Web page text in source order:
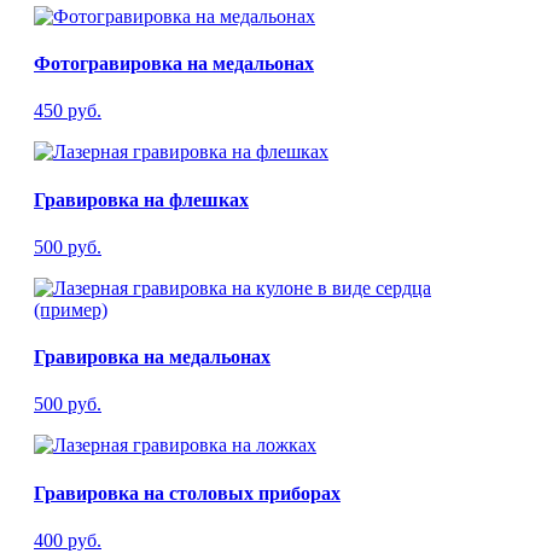
Фотогравировка на медальонах
450 руб.
Гравировка на флешках
500 руб.
Гравировка на медальонах
500 руб.
Гравировка на столовых приборах
400 руб.